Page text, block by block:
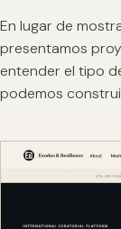
En lugar de
presentamos
entender el tipo
podemos